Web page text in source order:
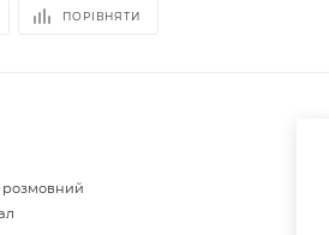
ПОРІВНЯТИ
розмовний